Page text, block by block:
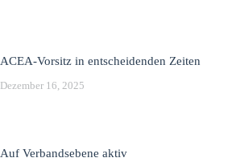
ACEA-Vorsitz in entscheidenden Zeiten
Dezember 16, 2025
Auf Verbandsebene aktiv